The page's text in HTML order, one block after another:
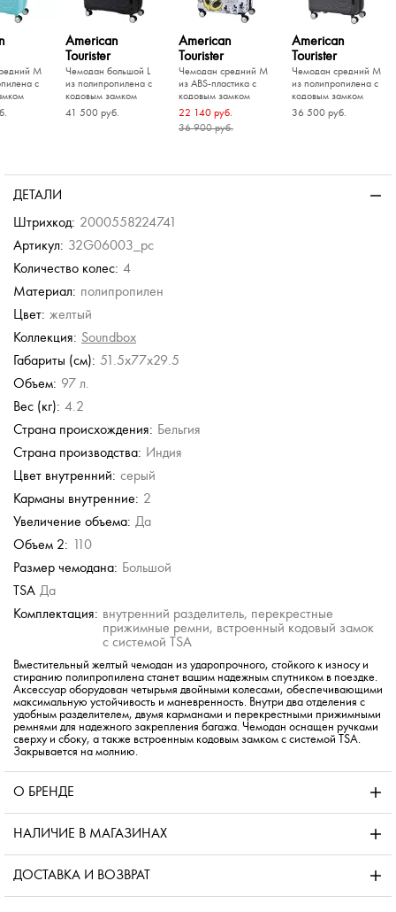
M
с
American
Tourister
Чемодан большой L
из полипропилена с
кодовым замком
41 500 руб.
American
Tourister
Чемодан средний M
из ABS-пластика с
кодовым замком
22 140 руб.
36 900 руб.
American
Tourister
Чемодан средний M
из полипропилена с
кодовым замком
36 500 руб.
кодовым
Чемодан средний M
из полипропилена с
кодовым замком
27 900 руб.
из полипропилена с
Чемодан маленький S
из поликарбоната с
кодовым замком
28 500 руб.
из полипропилена
ДЕТАЛИ
Штрихкод: 2000558224741
Артикул: 32G06003_pc
Количество колес: 4
Материал: полипропилен
Цвет: желтый
Коллекция: Soundbox
Габариты (см): 51.5x77x29.5
Объем: 97 л.
Вес (кг): 4.2
Страна происхождения: Бельгия
Страна производства: Индия
Цвет внутренний: серый
Карманы внутренние: 2
Увеличение объема: Да
Объем 2: 110
Размер чемодана: Большой
TSA Да
Комплектация: внутренний разделитель, перекрестные
прижимные ремни, встроенный кодовый замок
с системой TSA
Вместительный желтый чемодан из ударопрочного, стойкого к износу и
стиранию полипропилена станет вашим надежным спутником в поездке.
Аксессуар оборудован четырьмя двойными колесами, обеспечивающими
максимальную устойчивость и маневренность. Внутри два отделения с
удобным разделителем, двумя карманами и перекрестными прижимными
ремнями для надежного закрепления багажа. Чемодан оснащен ручками
сверху и сбоку, а также встроенным кодовым замком с системой TSA.
Закрывается на молнию.
О БРЕНДЕ
НАЛИЧИЕ В МАГАЗИНАХ
ДОСТАВКА И ВОЗВРАТ